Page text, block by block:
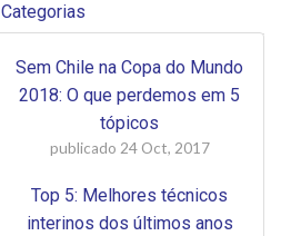
Categorias
Sem Chile na Copa do Mundo
2018: O que perdemos em 5
tópicos
publicado 24 Oct, 2017
Top 5: Melhores técnicos
interinos dos últimos anos